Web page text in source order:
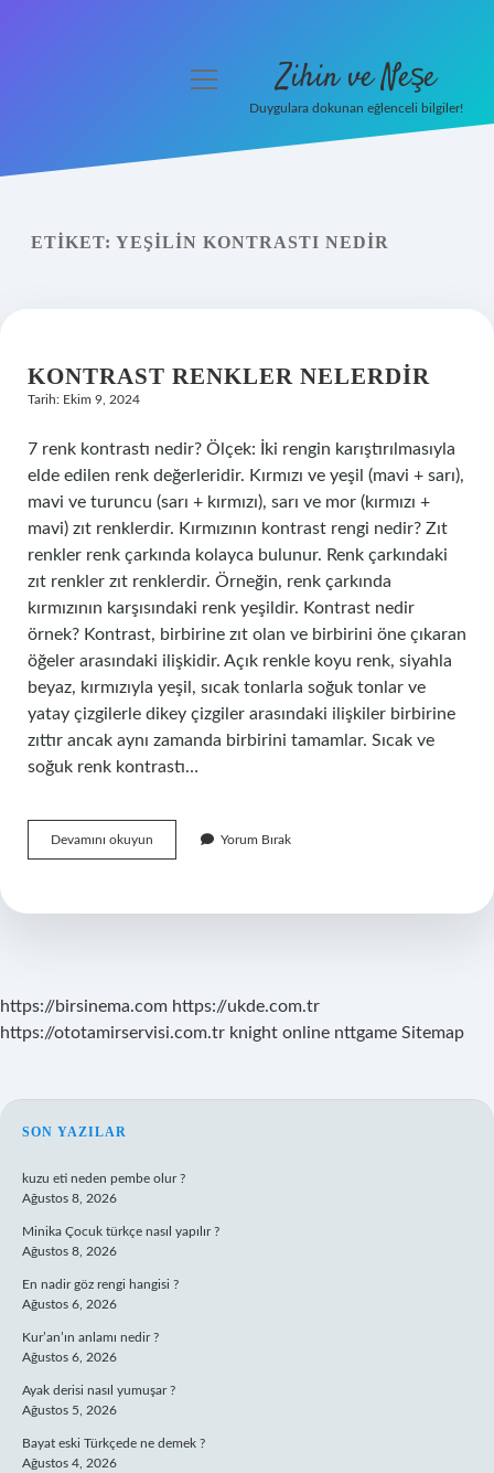
Yasal Uyarı
menüyü
Zihin ve Neşe
Duygulara dokunan eğlenceli bilgiler!
ETIKET: YEŞILIN KONTRASTI NEDIR
KONTRAST RENKLER NELERDIR
Tarih: Ekim 9, 2024
7 renk kontrastı nedir? Ölçek: İki rengin karıştırılmasıyla
elde edilen renk değerleridir. Kırmızı ve yeşil (mavi + sarı),
mavi ve turuncu (sarı + kırmızı), sarı ve mor (kırmızı +
mavi) zıt renklerdir. Kırmızının kontrast rengi nedir? Zıt
renkler renk çarkında kolayca bulunur. Renk çarkındaki
zıt renkler zıt renklerdir. Örneğin, renk çarkında
kırmızının karşısındaki renk yeşildir. Kontrast nedir
örnek? Kontrast, birbirine zıt olan ve birbirini öne çıkaran
öğeler arasındaki ilişkidir. Açık renkle koyu renk, siyahla
beyaz, kırmızıyla yeşil, sıcak tonlarla soğuk tonlar ve
yatay çizgilerle dikey çizgiler arasındaki ilişkiler birbirine
zıttır ancak aynı zamanda birbirini tamamlar. Sıcak ve
soğuk renk kontrastı…
Devamını okuyun Kontrast
Renkler
Yorum Bırak
https://birsinema.com https://ukde.com.tr
https://ototamirservisi.com.tr knight online nttgame Sitemap
SIDEBAR
SON YAZILAR
kuzu eti neden pembe olur ?
Ağustos 8, 2026
Minika Çocuk türkçe nasıl yapılır ?
Ağustos 8, 2026
En nadir göz rengi hangisi ?
Ağustos 6, 2026
Kur’an’ın anlamı nedir ?
Ağustos 6, 2026
Ayak derisi nasıl yumuşar ?
Ağustos 5, 2026
Bayat eski Türkçede ne demek ?
Ağustos 4, 2026